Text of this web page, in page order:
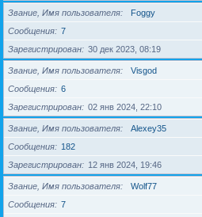
Звание, Имя пользователя
Foggy
Сообщения
7
Зарегистрирован
30 дек 2023, 08:19
Звание, Имя пользователя
Visgod
Сообщения
6
Зарегистрирован
02 янв 2024, 22:10
Звание, Имя пользователя
Alexey35
Сообщения
182
Зарегистрирован
12 янв 2024, 19:46
Звание, Имя пользователя
Wolf77
Сообщения
7